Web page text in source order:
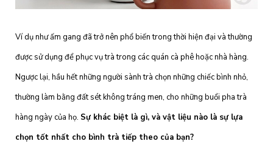
Ví dụ như ấm gang đã trở nên phổ biến trong thời hiện đại và thường
được sử dụng để phục vụ trà trong các quán cà phê hoặc nhà hàng.
Ngược lại, hầu hết những người sành trà chọn những chiếc bình nhỏ,
thường làm bằng đất sét không tráng men, cho những buổi pha trà
hàng ngày của họ. Sự khác biệt là gì, và vật liệu nào là sự lựa
chọn tốt nhất cho bình trà tiếp theo của bạn?